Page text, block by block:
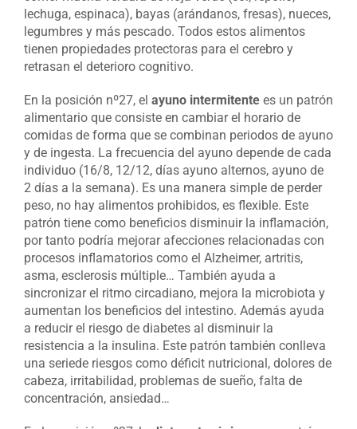
lechuga, espinaca), bayas (arándanos, fresas), nueces,
legumbres y más pescado. Todos estos alimentos
tienen propiedades protectoras para el cerebro y
retrasan el deterioro cognitivo.
En la posición nº27, el ayuno intermitente es un patrón
alimentario que consiste en cambiar el horario de
comidas de forma que se combinan periodos de ayuno
y de ingesta. La frecuencia del ayuno depende de cada
individuo (16/8, 12/12, días ayuno alternos, ayuno de
2 días a la semana). Es una manera simple de perder
peso, no hay alimentos prohibidos, es flexible. Este
patrón tiene como beneficios disminuir la inflamación,
por tanto podría mejorar afecciones relacionadas con
procesos inflamatorios como el Alzheimer, artritis,
asma, esclerosis múltiple… También ayuda a
sincronizar el ritmo circadiano, mejora la microbiota y
aumentan los beneficios del intestino. Además ayuda
a reducir el riesgo de diabetes al disminuir la
resistencia a la insulina. Este patrón también conlleva
una seriede riesgos como déficit nutricional, dolores de
cabeza, irritabilidad, problemas de sueño, falta de
concentración, ansiedad…